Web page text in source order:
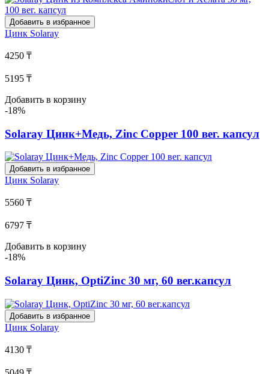
Добавить в избранное
Цинк Solaray
4250 ₸
5195 ₸
Добавить в корзину
-18%
Solaray Цинк+Медь, Zinc Copper 100 вег. капсул
Добавить в избранное
Цинк Solaray
5560 ₸
6797 ₸
Добавить в корзину
-18%
Solaray Цинк, OptiZinc 30 мг, 60 вег.капсул
Добавить в избранное
Цинк Solaray
4130 ₸